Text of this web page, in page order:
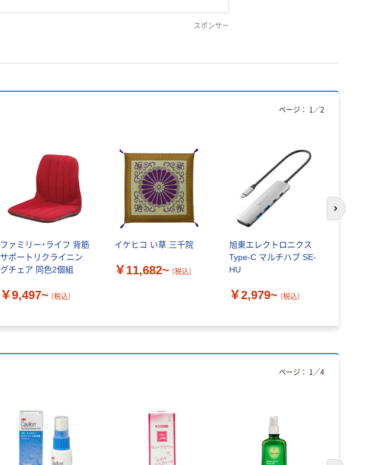
スポンサー
ファミリー・ライフ 背筋
サポートリクライニン
グチェア 同色2個組
￥9,497~ （税込）
イケヒコ い草 三千院
￥11,682~ （税込）
旭東エレクトロニクス
Type-C マルチハブ SE-
HU
￥2,979~ （税込）
ページ： 1 ／2
次のスライド
ページ： 1 ／4